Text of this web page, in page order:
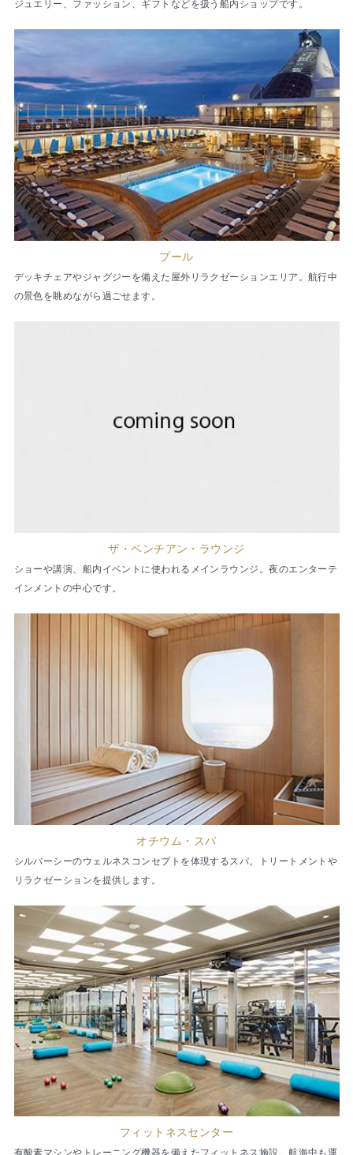
ジュエリー、ファッション、ギフトなどを扱う船内ショップです。
プール
デッキチェアやジャグジーを備えた屋外リラクゼーションエリア。航行中
の景色を眺めながら過ごせます。
ザ・ベンチアン・ラウンジ
ショーや講演、船内イベントに使われるメインラウンジ。夜のエンターテ
インメントの中心です。
オチウム・スパ
シルバーシーのウェルネスコンセプトを体現するスパ。トリートメントや
リラクゼーションを提供します。
フィットネスセンター